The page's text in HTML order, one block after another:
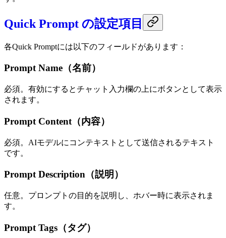
Quick Prompt の設定項目
各Quick Promptには以下のフィールドがあります：
Prompt Name（名前）
必須。有効にするとチャット入力欄の上にボタンとして表示
されます。
Prompt Content（内容）
必須。AIモデルにコンテキストとして送信されるテキスト
です。
Prompt Description（説明）
任意。プロンプトの目的を説明し、ホバー時に表示されま
す。
Prompt Tags（タグ）